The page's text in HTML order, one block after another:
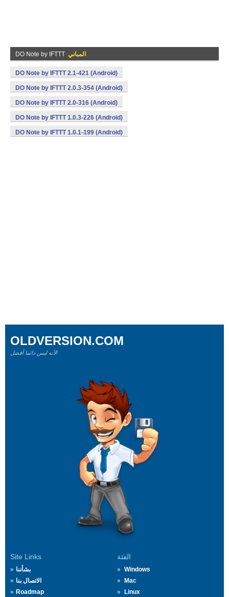
DO Note by IFTTT المباني
DO Note by IFTTT 2.1-421 (Android)
DO Note by IFTTT 2.0.3-354 (Android)
DO Note by IFTTT 2.0-316 (Android)
DO Note by IFTTT 1.0.3-226 (Android)
DO Note by IFTTT 1.0.1-199 (Android)
Site Links
بشأننا
الاتصال بنا
Roadmap
الفئة
Windows
Mac
Linux
OLDVERSION.COM
لأنه ليس دائما أفضل!